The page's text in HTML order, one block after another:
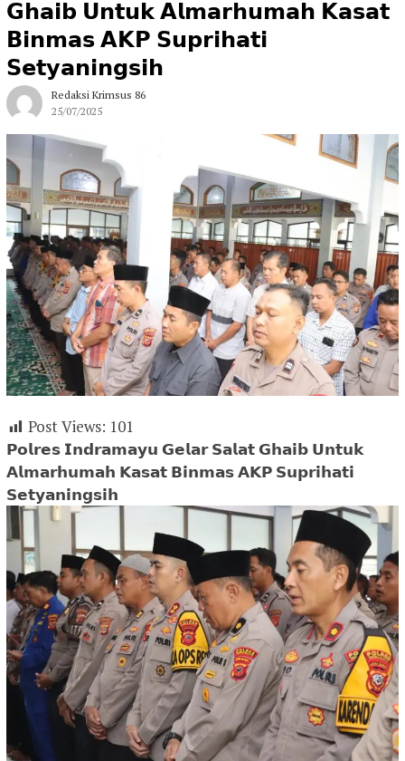
𝗚𝗵𝗮𝗶𝗯 𝗨𝗻𝘁𝘂𝗸 𝗔𝗹𝗺𝗮𝗿𝗵𝘂𝗺𝗮𝗵 𝗞𝗮𝘀𝗮𝘁
𝗕𝗶𝗻𝗺𝗮𝘀 𝗔𝗞𝗣 𝗦𝘂𝗽𝗿𝗶𝗵𝗮𝘁𝗶
𝗦𝗲𝘁𝘆𝗮𝗻𝗶𝗻𝗴𝘀𝗶𝗵
Redaksi Krimsus 86
25/07/2025
Post Views: 101
𝗣𝗼𝗹𝗿𝗲𝘀 𝗜𝗻𝗱𝗿𝗮𝗺𝗮𝘆𝘂 𝗚𝗲𝗹𝗮𝗿 𝗦𝗮𝗹𝗮𝘁 𝗚𝗵𝗮𝗶𝗯 𝗨𝗻𝘁𝘂𝗸
𝗔𝗹𝗺𝗮𝗿𝗵𝘂𝗺𝗮𝗵 𝗞𝗮𝘀𝗮𝘁 𝗕𝗶𝗻𝗺𝗮𝘀 𝗔𝗞𝗣 𝗦𝘂𝗽𝗿𝗶𝗵𝗮𝘁𝗶
𝗦𝗲𝘁𝘆𝗮𝗻𝗶𝗻𝗴𝘀𝗶𝗵